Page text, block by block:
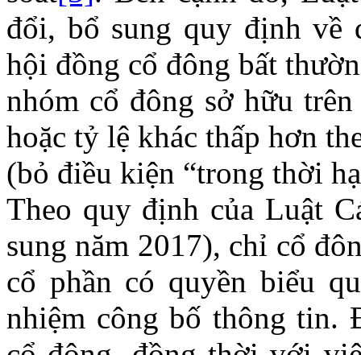
đổi, bổ sung quy định về
hội đồng cổ đông bất
nhóm cổ đông sở hữu
hoặc tỷ lệ khác thấp hơn
(bỏ điều kiện “trong thời
Theo quy định của Luật
sung năm 2017), chỉ cổ
cổ phần có quyền biểu
nhiệm công bố thông tin.